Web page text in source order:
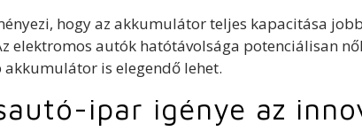
hogy az akkumulátor teljes kapacitása
elektromos autók hatótávolsága potenciálisan
is elegendő lehet.
ipar igénye az